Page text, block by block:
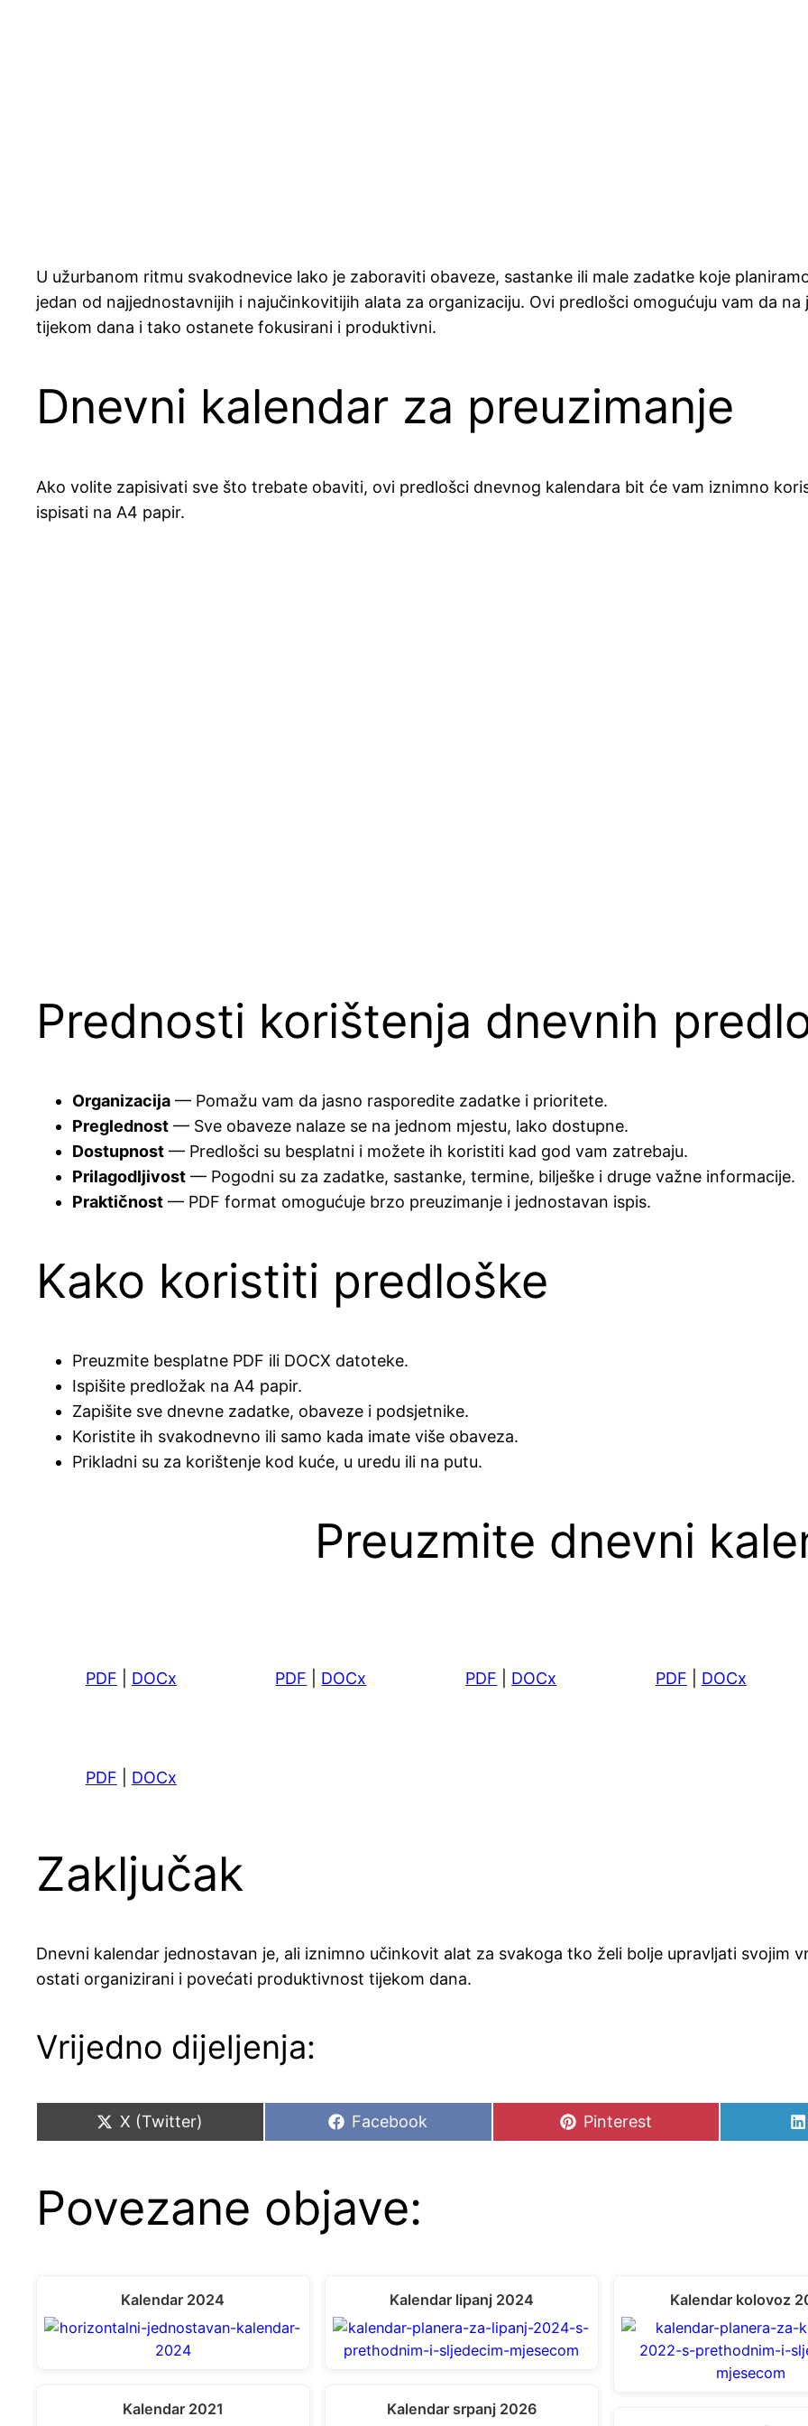
U užurbanom ritmu svakodnevice lako je zaboraviti obaveze, sastanke ili male zadatke koje
jedan od najjednostavnijih i najučinkovitijih alata za organizaciju. Ovi predlošci omogućuju vam da
tijekom dana i tako ostanete fokusirani i produktivni.
Dnevni kalendar za preuzimanje
Ako volite zapisivati sve što trebate obaviti, ovi predlošci dnevnog kalendara bit će vam iznimno
ispisati na A4 papir.
Prednosti korištenja dnevnih
Organizacija — Pomažu vam da jasno rasporedite zadatke i prioritete.
Preglednost — Sve obaveze nalaze se na jednom mjestu, lako dostupne.
Dostupnost — Predlošci su besplatni i možete ih koristiti kad god vam zatrebaju.
Prilagodljivost — Pogodni su za zadatke, sastanke, termine, bilješke i druge važne informacije.
Praktičnost — PDF format omogućuje brzo preuzimanje i jednostavan ispis.
Kako koristiti predloške
Preuzmite besplatne PDF ili DOCX datoteke.
Ispišite predložak na A4 papir.
Zapišite sve dnevne zadatke, obaveze i podsjetnike.
Koristite ih svakodnevno ili samo kada imate više obaveza.
Prikladni su za korištenje kod kuće, u uredu ili na putu.
Preuzmite dnevni
PDF DOCx PDF DOCx PDF DOCx PDF DOCx
PDF DOCx
Zaključak
Dnevni kalendar jednostavan je, ali iznimno učinkovit alat za svakoga tko želi bolje upravljati svojim
ostati organizirani i povećati produktivnost tijekom dana.
Vrijedno dijeljenja:
Share
on
X (Twitter)
Share
on
Facebook
Share
on
Pinterest
Povezane objave:
Kalendar 2024
Kalendar 2021
Kalendar lipanj 2024
Kalendar srpanj 2026
Kalendar kolovoz